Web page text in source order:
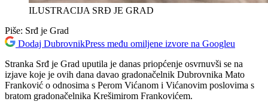
ILUSTRACIJA SRĐ JE GRAD
Piše: Srđ je Grad
Dodaj DubrovnikPress među omiljene izvore na Googleu
Stranka Srđ je Grad uputila je danas priopćenje osvrnuvši se na
izjave koje je ovih dana davao gradonačelnik Dubrovnika Mato
Franković o odnosima s Perom Vićanom i Vićanovim poslovima s
bratom gradonačelnika Krešimirom Frankovićem.